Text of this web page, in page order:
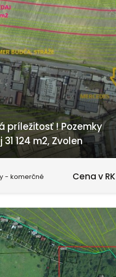
príležitosť ! Pozemky
124 m2, Zvolen
- komerčné
Cena v RK